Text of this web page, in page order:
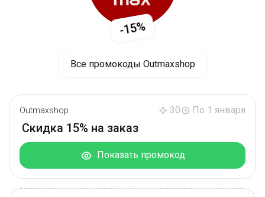
-15%
Все промокоды Outmaxshop
Outmaxshop 30 По 1 января
Скидка 15% на заказ
Показать промокод